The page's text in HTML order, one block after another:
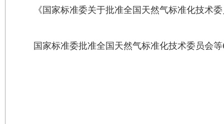
《国家标准委关于批准全国天然气标准化技术
国家标准委批准全国天然气标准化技术委员会